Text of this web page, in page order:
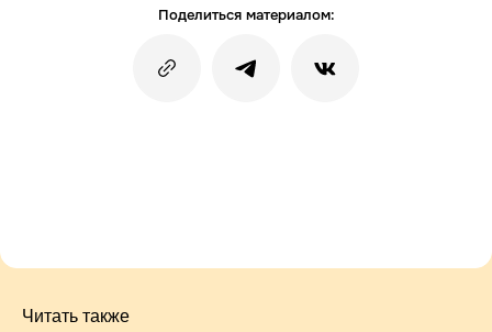
Поделиться материалом:
Читать также